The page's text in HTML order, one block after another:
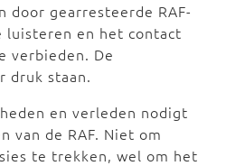
door gearresteerde RAF-
luisteren en het contact
verbieden. De
druk staan.
en verleden nodigt
van de RAF. Niet om
te trekken, wel om het